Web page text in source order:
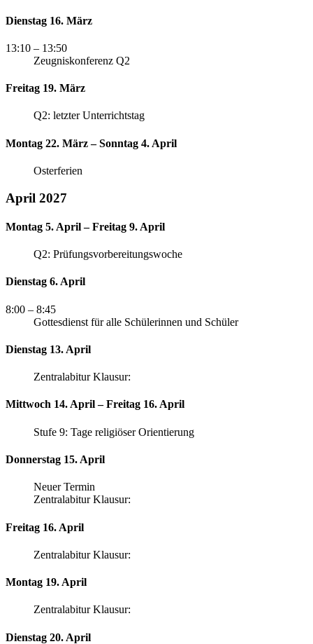
Dienstag 16. März
13:10 – 13:50
Zeugniskonferenz Q2
Freitag 19. März
Q2: letzter Unterrichtstag
Montag 22. März – Sonntag 4. April
Osterferien
April 2027
Montag 5. April – Freitag 9. April
Q2: Prüfungsvorbereitungswoche
Dienstag 6. April
8:00 – 8:45
Gottesdienst für alle Schülerinnen und Schüler
Dienstag 13. April
Zentralabitur Klausur:
Mittwoch 14. April – Freitag 16. April
Stufe 9: Tage religiöser Orientierung
Donnerstag 15. April
Neuer Termin
Zentralabitur Klausur:
Freitag 16. April
Zentralabitur Klausur:
Montag 19. April
Zentralabitur Klausur:
Dienstag 20. April